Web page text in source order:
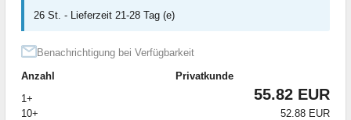
26 St. - Lieferzeit 21-28 Tag (e)
Benachrichtigung bei Verfügbarkeit
Anzahl
Privatkunde
1+
55.82 EUR
10+ 52.88 EUR